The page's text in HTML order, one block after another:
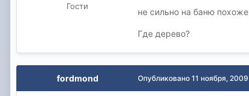
Гости
не сильно на баню похоже
Где дерево?
fordmond Опубликовано 11 ноября, 2009